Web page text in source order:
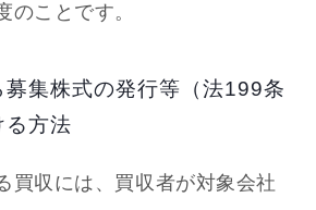
のことです。
募集株式の発行等（法199条
る方法
買収には、買収者が対象会社